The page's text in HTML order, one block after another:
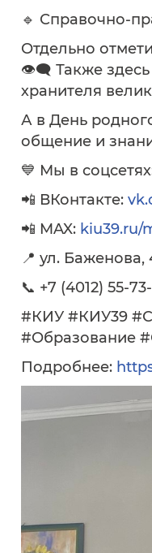
🔹 Справочно-
Отдельно
👁‍🗨 Также здесь
хранителя
А в День
общение и
💙 Мы в
📲 ВКонтакте:
📲 MAX: kiu39.ru/
📍 ул. Баженова,
📞 +7 (4012) 55-
#КИУ #КИУ39
#Образование
Подробнее: